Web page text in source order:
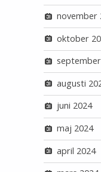
november
oktober
augusti
juni 2024
maj 2024
april 2024